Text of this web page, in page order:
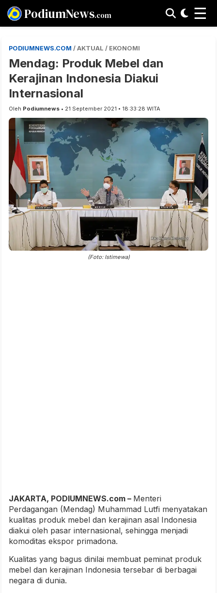
PodiumNews.com ☰
PODIUMNEWS.COM / AKTUAL / EKONOMI
Mendag: Produk Mebel dan
Kerajinan Indonesia Diakui
Internasional
Oleh Podiumnews • 21 September 2021 • 18:33:28 WITA
(Foto: Istimewa)
JAKARTA, PODIUMNEWS.com – Menteri
Perdagangan (Mendag) Muhammad Lutfi menyatakan
kualitas produk mebel dan kerajinan asal Indonesia
diakui oleh pasar internasional, sehingga menjadi
komoditas ekspor primadona.
Kualitas yang bagus dinilai membuat peminat produk
mebel dan kerajinan Indonesia tersebar di berbagai
negara di dunia.